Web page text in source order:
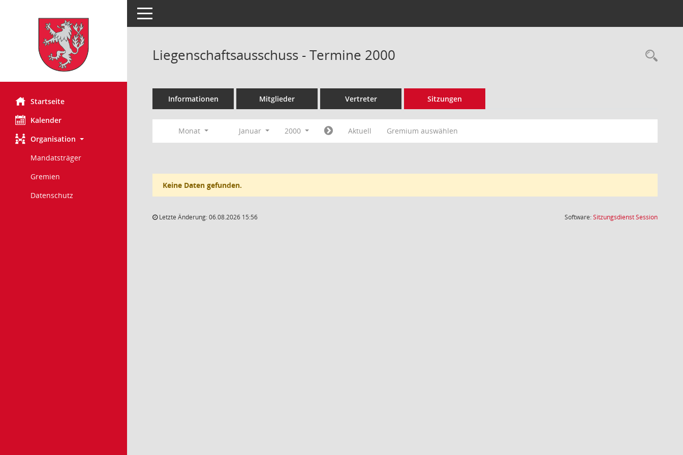
Startseite
Kalender
Organisation
Mandatsträger
Gremien
Datenschutz
Toggle navigation
Liegenschaftsausschuss - Termine 2000
Informationen Mitglieder Vertreter Sitzungen
Monat Januar 2000 Aktuell Gremium auswählen
Keine Daten gefunden.
Letzte Änderung: 06.08.2026 15:56 Software:SitzungsdienstSession(Wird in